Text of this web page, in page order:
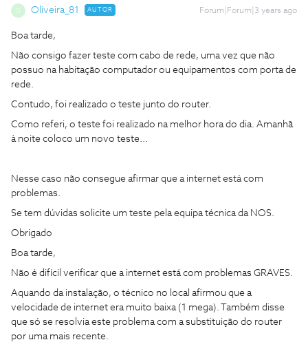
Oliveira_81 AUTOR Forum|Forum|3 years ago
Boa tarde,
Não consigo fazer teste com cabo de rede, uma vez que não
possuo na habitação computador ou equipamentos com porta de
rede.
Contudo, foi realizado o teste junto do router.
Como referi, o teste foi realizado na melhor hora do dia. Amanhã
à noite coloco um novo teste...
Nesse caso não consegue afirmar que a internet está com
problemas.
Se tem dúvidas solicite um teste pela equipa técnica da NOS.
Obrigado
Boa tarde,
Não é difícil verificar que a internet está com problemas GRAVES.
Aquando da instalação, o técnico no local afirmou que a
velocidade de internet era muito baixa (1 mega). Também disse
que só se resolvia este problema com a substituição do router
por uma mais recente.